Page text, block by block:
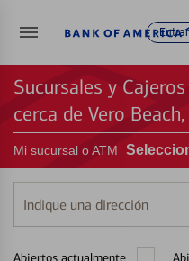
Entrar
Sucursales y
cerca de Vero
Mi sucursal o ATM
Indique
una
Abiertos actualmente